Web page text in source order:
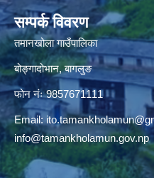
सम्पर्क विवरण
तमानखोला गाउँपालिका
बोङ्गादोभान, बागलुङ
फोन नंः 9857671111
Email:
info@tamankholamun.gov.np